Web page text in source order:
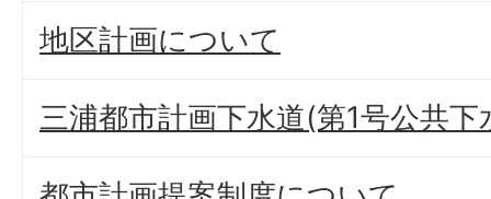
地区計画について
三浦都市計画下水道(第1号公共